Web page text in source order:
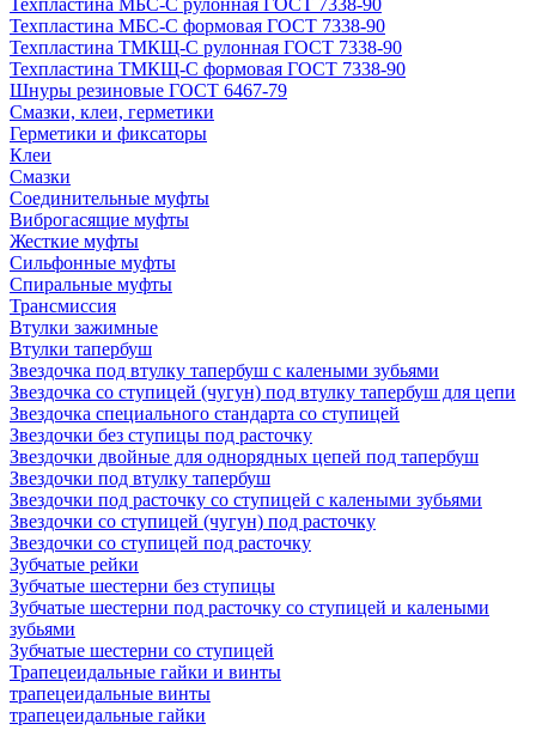
Техпластина МБС-С рулонная ГОСТ 7338-90
Техпластина МБС-С формовая ГОСТ 7338-90
Техпластина ТМКЩ-С рулонная ГОСТ 7338-90
Техпластина ТМКЩ-С формовая ГОСТ 7338-90
Шнуры резиновые ГОСТ 6467-79
Смазки, клеи, герметики
Герметики и фиксаторы
Клеи
Смазки
Соединительные муфты
Виброгасящие муфты
Жесткие муфты
Сильфонные муфты
Спиральные муфты
Трансмиссия
Втулки зажимные
Втулки тапербуш
Звездочка под втулку тапербуш c калеными зубьями
Звездочка со ступицей (чугун) под втулку тапербуш для цепи
Звездочка специального стандарта со ступицей
Звездочки без ступицы под расточку
Звездочки двойные для однорядных цепей под тапербуш
Звездочки под втулку тапербуш
Звездочки под расточку со ступицей с калеными зубьями
Звездочки со ступицей (чугун) под расточку
Звездочки со ступицей под расточку
Зубчатые рейки
Зубчатые шестерни без ступицы
Зубчатые шестерни под расточку со ступицей и калеными
зубьями
Зубчатые шестерни со ступицей
Трапецеидальные гайки и винты
трапецеидальные винты
трапецеидальные гайки